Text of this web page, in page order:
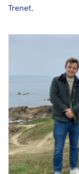
Trenet.